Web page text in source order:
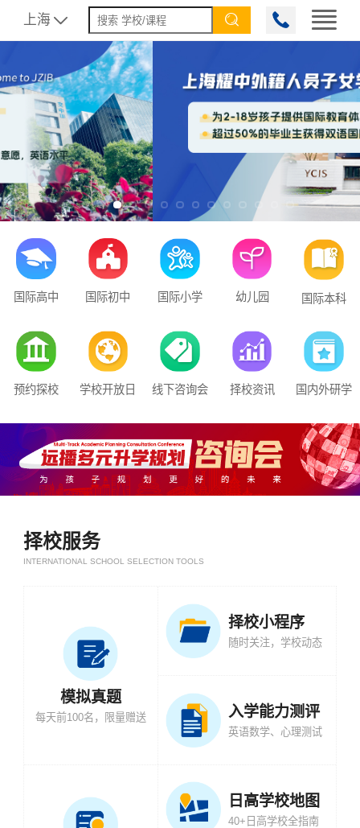
上海  
国际高中 国际初中 国际小学 幼儿园 国际本科
预约探校 学校开放日 线下咨询会 择校资讯 国内外研学
择校服务
INTERNATIONAL SCHOOL SELECTION TOOLS
模拟真题
每天前100名，限量赠送
择校小程序
随时关注，学校动态
入学能力测评
英语数学、心理测试
日高学校地图
40+日高学校全指南